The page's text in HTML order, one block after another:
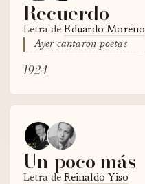
Recuerdo
Letra deEduardo Moreno
Ayer cantaron poetas
1924
Un poco más
Letra deReinaldo Yiso